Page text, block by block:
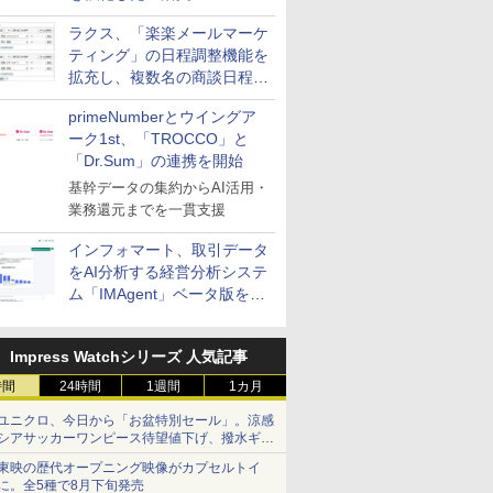
送信防止アドインサービス」
を提供
ラクス、「楽楽メールマーケ
ティング」の日程調整機能を
拡充し、複数名の商談日程調
整を効率化
primeNumberとウイングア
ーク1st、「TROCCO」と
「Dr.Sum」の連携を開始
基幹データの集約からAI活用・
業務還元までを一貫支援
インフォマート、取引データ
をAI分析する経営分析システ
ム「IMAgent」ベータ版を提
Impress Watchシリーズ 人気記事
24時間 1週間 1カ月
ニクロ、今日から「お盆特別セール」。涼感
アサッカーワンピース待望値下げ、撥水ギア
ョーツは1990円に
映の歴代オープニング映像がカプセルトイ
。全5種で8月下旬発売